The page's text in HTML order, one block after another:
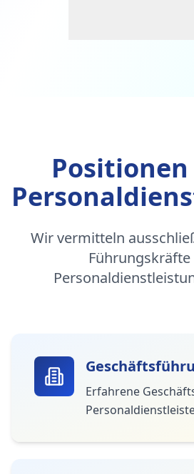
Wir vermitteln
Erfahrene